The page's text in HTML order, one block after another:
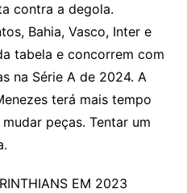
contra a degola.
Bahia, Vasco, Inter e
tabela e concorrem com
na Série A de 2024. A
terá mais tempo
peças. Tentar um
EM 2023